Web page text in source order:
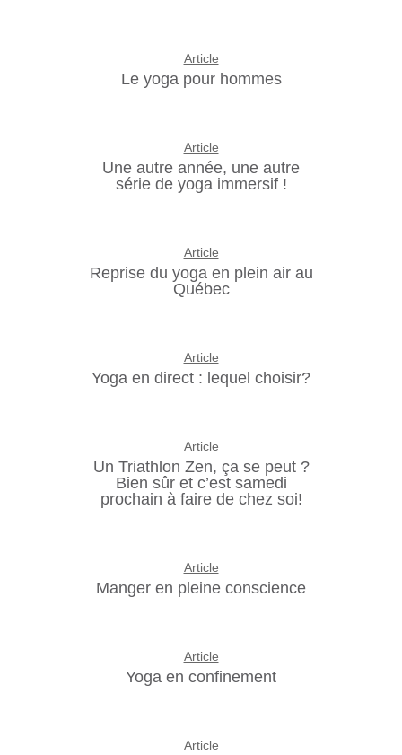
Article
Le yoga pour hommes
Article
Une autre année, une autre
série de yoga immersif !
Article
Reprise du yoga en plein air au
Québec
Article
Yoga en direct : lequel choisir?
Article
Un Triathlon Zen, ça se peut ?
Bien sûr et c’est samedi
prochain à faire de chez soi!
Article
Manger en pleine conscience
Article
Yoga en confinement
Article